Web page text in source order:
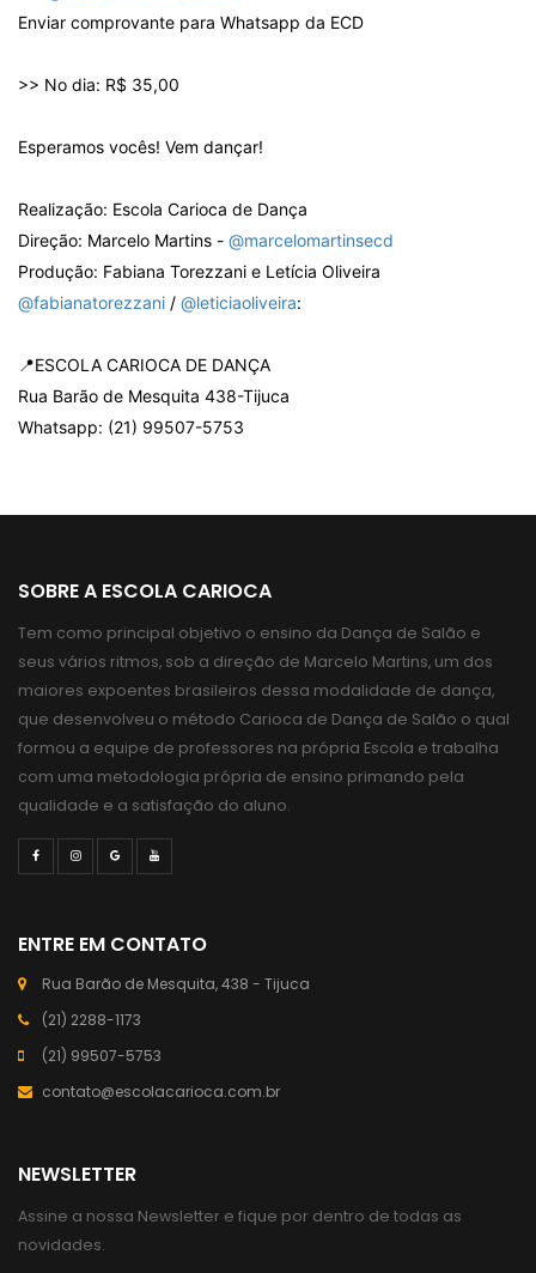
Enviar comprovante para Whatsapp da ECD
>> No dia: R$ 35,00
Esperamos vocês! Vem dançar!
Realização: Escola Carioca de Dança
Direção: Marcelo Martins - @marcelomartinsecd
Produção: Fabiana Torezzani e Letícia Oliveira
@fabianatorezzani / @leticiaoliveira:
📍ESCOLA CARIOCA DE DANÇA
Rua Barão de Mesquita 438-Tijuca
Whatsapp: (21) 99507-5753
SOBRE A ESCOLA CARIOCA
Tem como principal objetivo o ensino da Dança de Salão e
seus vários ritmos, sob a direção de Marcelo Martins, um dos
maiores expoentes brasileiros dessa modalidade de dança,
que desenvolveu o método Carioca de Dança de Salão o qual
formou a equipe de professores na própria Escola e trabalha
com uma metodologia própria de ensino primando pela
qualidade e a satisfação do aluno.
ENTRE EM CONTATO
Rua Barão de Mesquita, 438 - Tijuca
(21) 2288-1173
(21) 99507-5753
contato@escolacarioca.com.br
NEWSLETTER
Assine a nossa Newsletter e fique por dentro de todas as
novidades.